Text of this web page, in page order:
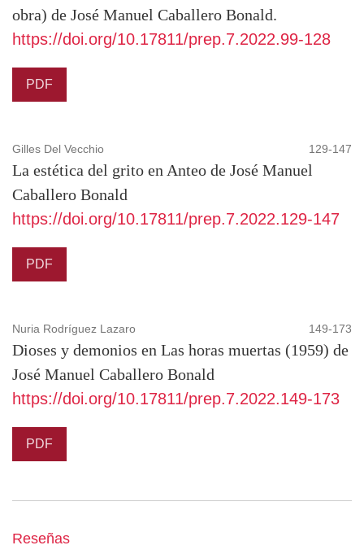
obra) de José Manuel Caballero Bonald.
https://doi.org/10.17811/prep.7.2022.99-128
PDF
Gilles Del Vecchio 129-147
La estética del grito en Anteo de José Manuel
Caballero Bonald
https://doi.org/10.17811/prep.7.2022.129-147
PDF
Nuria Rodríguez Lazaro 149-173
Dioses y demonios en Las horas muertas (1959) de
José Manuel Caballero Bonald
https://doi.org/10.17811/prep.7.2022.149-173
PDF
Reseñas